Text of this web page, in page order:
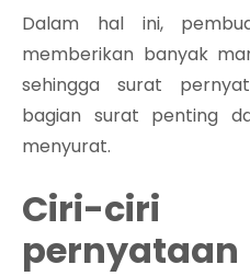
Dalam hal ini,
memberikan banyak
sehingga surat
bagian surat penting
menyurat.
Ciri-
pernyataan